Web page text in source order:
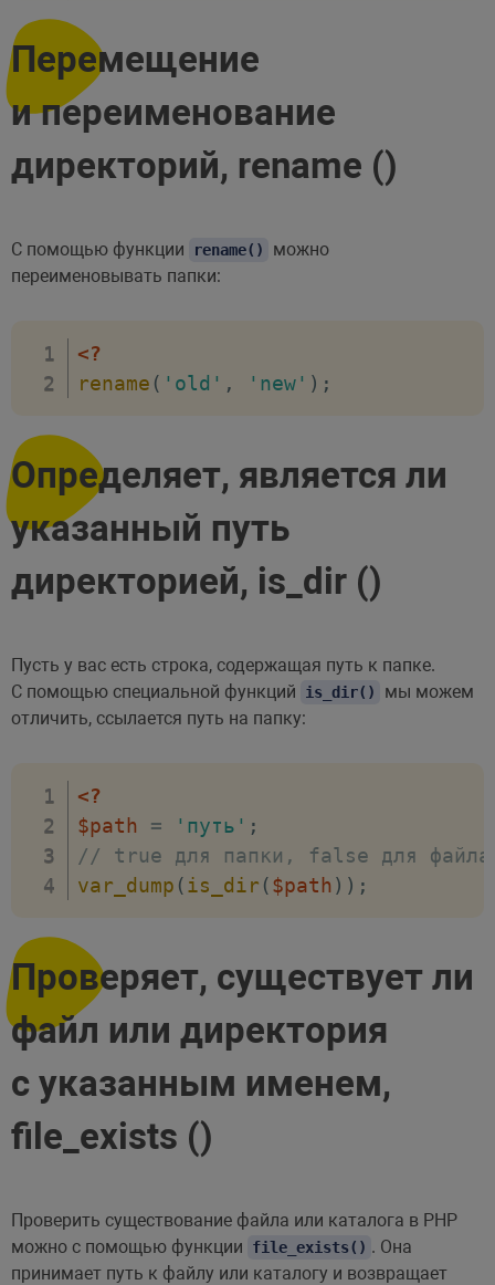
print_r( list_files
Перемещение
и переименование
директорий, rename ()
С помощью функции rename()
можно
переименовывать папки:
<?
rename ( 'old' , 'new' ) ;
Определяет, является ли
указанный путь
директорией, is_dir ()
Пусть у вас есть строка, содержащая путь к папке.
С помощью специальной функций
is_dir()
мы можем
отличить, ссылается путь на папку:
<?
$path
= 'путь' ;
// true для папки, false для файла
var_dump (is_dir ($path) ) ;
Проверяет, существует ли
файл или директория
с указанным именем,
file_exists ()
Проверить существование файла или каталога в PHP
можно с помощью функции
file_exists() . Она
принимает путь к файлу или каталогу и возвращает